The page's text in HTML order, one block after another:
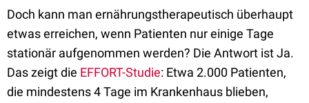
Doch kann man ernährungstherapeutisch überhaupt
etwas erreichen, wenn Patienten nur einige Tage
stationär aufgenommen werden? Die Antwort ist Ja.
Das zeigt die EFFORT-Studie: Etwa 2.000 Patienten,
die mindestens 4 Tage im Krankenhaus blieben,